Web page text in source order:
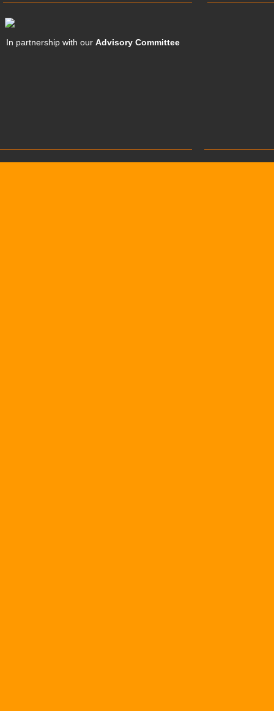
In partnership with ourAdvisory Committee